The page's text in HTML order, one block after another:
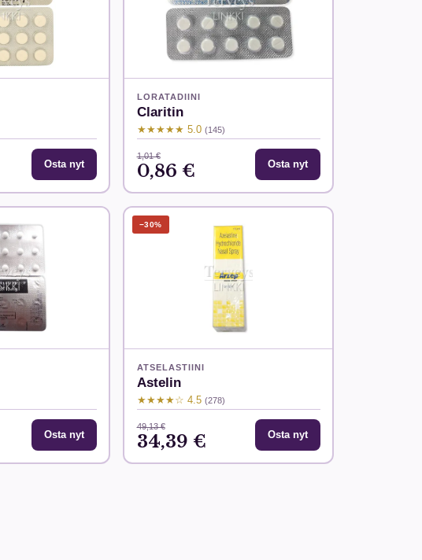
Osta nyt
LORATADIINI
Claritin
★★★★★ 5.0 (145)
1,01 €
0,86 € Osta nyt
Osta nyt
−30%
ATSELASTIINI
Astelin
★★★★☆ 4.5 (278)
49,13 €
34,39 € Osta nyt